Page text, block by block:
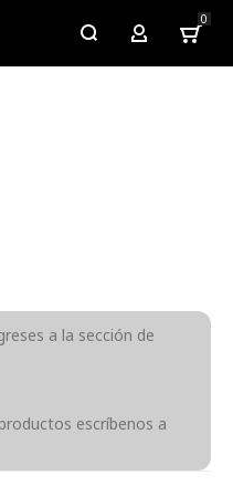
My Account
0
a la sección de
escríbenos a